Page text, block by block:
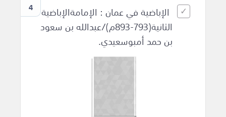
4
الإباضية في عمان : الإمامةالإباضية
الثانية(793-893م)/عبدالله بن سعود
بن حمد أمبوسعيدي.